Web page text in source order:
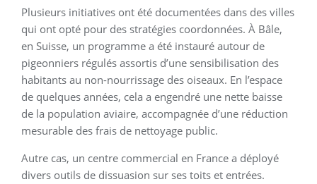
Plusieurs initiatives ont été documentées dans des villes
qui ont opté pour des stratégies coordonnées. À Bâle,
en Suisse, un programme a été instauré autour de
pigeonniers régulés assortis d’une sensibilisation des
habitants au non-nourrissage des oiseaux. En l’espace
de quelques années, cela a engendré une nette baisse
de la population aviaire, accompagnée d’une réduction
mesurable des frais de nettoyage public.
Autre cas, un centre commercial en France a déployé
divers outils de dissuasion sur ses toits et entrées.